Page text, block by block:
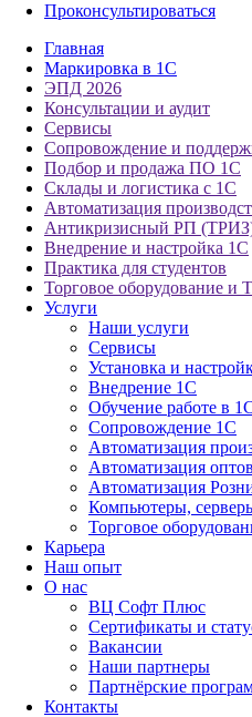
Проконсультироваться
Главная
Маркировка в 1С
ЭПД 2026
Консультации и аудит
Сервисы
Сопровождение и
Подбор и продажа ПО 1С
Склады и логистика с 1С
Автоматизация
Антикризисный РП
Внедрение и настройка 1С
Практика для студентов
Торговое оборудование и
Услуги
Наши услуги
Сервисы
Установка и
Внедрение 1С
Обучение работе в
Сопровождение 1С
Автоматизация
Автоматизация
Автоматизация
Компьютеры,
Торговое
Карьера
Наш опыт
О нас
ВЦ Софт Плюс
Сертификаты и
Вакансии
Наши партнеры
Партнёрские
Контакты